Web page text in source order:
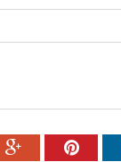
Google+